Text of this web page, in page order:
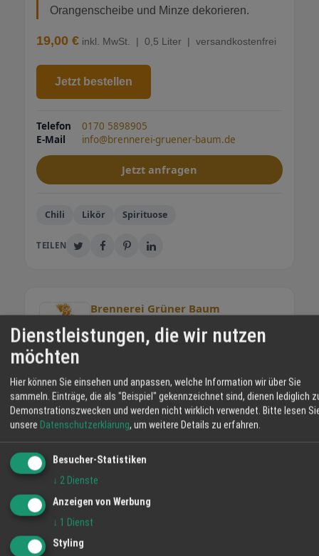
Orangenscheibe und Minze dekorieren.
19,00 € inkl. MwSt. | 0,5 Liter | versandkostenfrei
Jetzt bestellen
Telefon
0170 5898905
E-Mail
info@brennerei-gruener-baum.de
Jetzt anfragen
Chili Likör Spirituose
TEILEN
Brennerei Grüner Baum
Tradition trifft Moderne seit 1645: In der
Brennerei Grüner Baum in Oberkirch-Ödsbach
zehn Generationen außergewöhnliche
Destillate mit unverwechselbarem Charakter.
Brennmeister Johannes Müller-Herold
verbindet traditionelle Brennkunst mit dem
Jahren Erfahrung in Spitzenküchen. Unsere
Spezialitäten Das Sortiment reicht von
Whisky bis hin zu kreativen Erlebnislikören wie
Johannisbeer-Buttercaramel oder Holunder-
WEITERE ANGEBOTE
Angebot
Angebot
Dienstleistungen, die wir nutzen
möchten
Hier können Sie einsehen und anpassen, welche Information wir über Sie
sammeln. Einträge, die als "Beispiel" gekennzeichnet sind, dienen lediglich
Demonstrationszwecken und werden nicht wirklich verwendet. Bitte lesen
unsere Datenschutzerklärung, um weitere Details zu erfahren.
Besucher-Statistiken
↓ 2 Dienste
Anzeigen von Werbung
↓ 1 Dienst
Styling